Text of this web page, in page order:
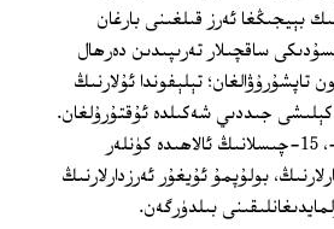
بېيجىڭغا ئەرز قىلغىنى بارغان
ساقچىلار تەرىپىدىن دەرھال
تېلېفوندا ئۇلارنىڭ
جىددىي شەكىلدە ئۇقتۇرۇلغان.
ساقچىلار يەنە ئەرزدارلارغا 14-، 15-چىسلانىڭ ئالاھىدە كۈنلەر
بولۇپمۇ ئۇيغۇر ئەرزدارلارنىڭ
بىلدۈرگەن.